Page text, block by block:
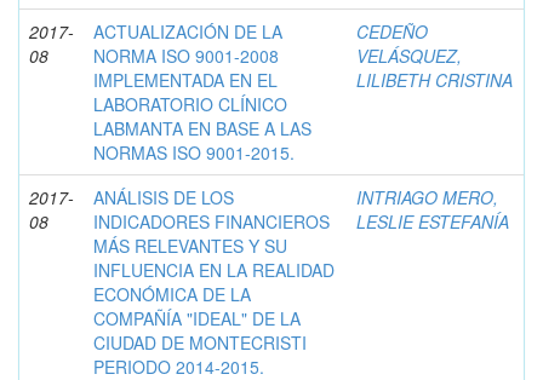
2017-
08
ACTUALIZACIÓN DE LA
NORMA ISO 9001-2008
IMPLEMENTADA EN EL
LABORATORIO CLÍNICO
LABMANTA EN BASE A LAS
NORMAS ISO 9001-2015.
CEDEÑO
VELÁSQUEZ,
LILIBETH CRISTINA
2017-
08
ANÁLISIS DE LOS
INDICADORES FINANCIEROS
MÁS RELEVANTES Y SU
INFLUENCIA EN LA REALIDAD
ECONÓMICA DE LA
COMPAÑÍA "IDEAL" DE LA
CIUDAD DE MONTECRISTI
PERIODO 2014-2015.
INTRIAGO MERO,
LESLIE ESTEFANÍA